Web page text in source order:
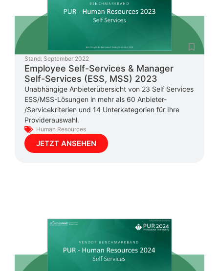
Stand: September 2022
Employee Self-Services & Manager
Self-Services (ESS, MSS) 2023
Unabhängige Anbieterübersicht von 23 Self Services
ESS/MSS-Lösungen in mehr als 60 Anbieter-
/Servicekriterien und 14 Unterkategorien für Ihre
Providerauswahl.
Human Resources
JETZT ANSEHEN